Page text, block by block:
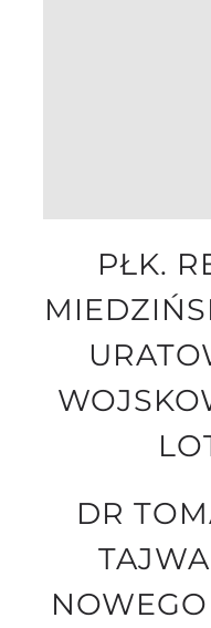
PŁK.
DR